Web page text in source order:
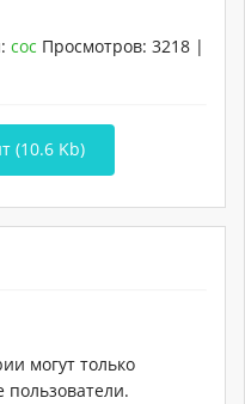
: coc Просмотров: 3218 |
(10.6 Kb)
могут только
пользователи.